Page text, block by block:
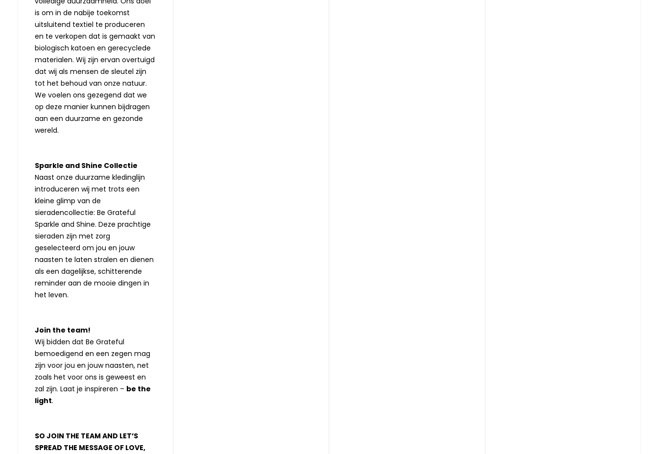
is om in de nabije toekomst
uitsluitend textiel te produceren
en te verkopen dat is gemaakt van
biologisch katoen en gerecyclede
materialen. Wij zijn ervan overtuigd
dat wij als mensen de sleutel zijn
tot het behoud van onze natuur.
We voelen ons gezegend dat we
op deze manier kunnen bijdragen
aan een duurzame en gezonde
wereld.
Sparkle and Shine Collectie
Naast onze duurzame kledinglijn
introduceren wij met trots een
kleine glimp van de
sieradencollectie: Be Grateful
Sparkle and Shine. Deze prachtige
sieraden zijn met zorg
geselecteerd om jou en jouw
naasten te laten stralen en dienen
als een dagelijkse, schitterende
reminder aan de mooie dingen in
het leven.
Join the team!
Wij bidden dat Be Grateful
bemoedigend en een zegen mag
zijn voor jou en jouw naasten, net
zoals het voor ons is geweest en
zal zijn. Laat je inspireren – be the
light.
SO JOIN THE TEAM AND LET’S
SPREAD THE MESSAGE OF LOVE,